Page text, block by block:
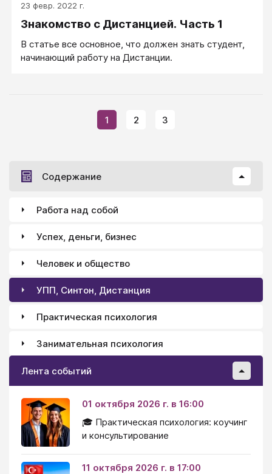
23 февр. 2022 г.
Знакомство с Дистанцией. Часть 1
В статье все основное, что должен знать студент,
начинающий работу на Дистанции.
1 2 3
Содержание
Работа над собой
Успех, деньги, бизнес
Человек и общество
УПП, Синтон, Дистанция
Практическая психология
Занимательная психология
Лента событий
01 октября 2026 г. в 16:00
🎓 Практическая психология: коучинг
и консультирование
11 октября 2026 г. в 17:00